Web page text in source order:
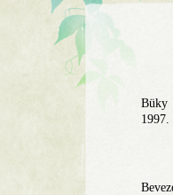
Büky
1997.